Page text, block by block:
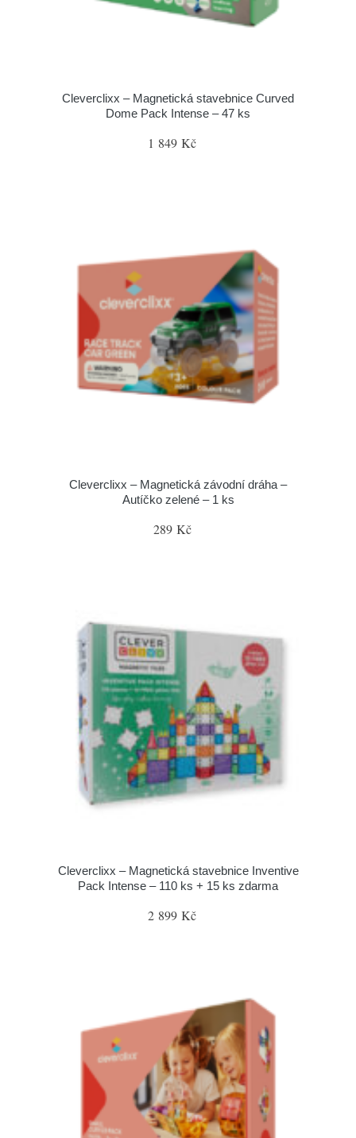
Cleverclixx – Magnetická stavebnice Curved
Dome Pack Intense – 47 ks
1 849 Kč
Cleverclixx – Magnetická závodní dráha –
Autíčko zelené – 1 ks
289 Kč
Cleverclixx – Magnetická stavebnice Inventive
Pack Intense – 110 ks + 15 ks zdarma
2 899 Kč